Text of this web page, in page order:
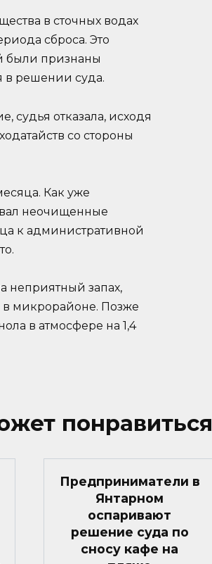
в сточных водах
сброса. Это
были признаны
решении суда.
судья отказала, исходя
со стороны
Как уже
неочищенные
к административной
неприятный запах,
микрорайоне. Позже
в атмосфере на 1,4
понравиться
Предприниматели в
Янтарном
оспаривают
решение суда по
сносу кафе на